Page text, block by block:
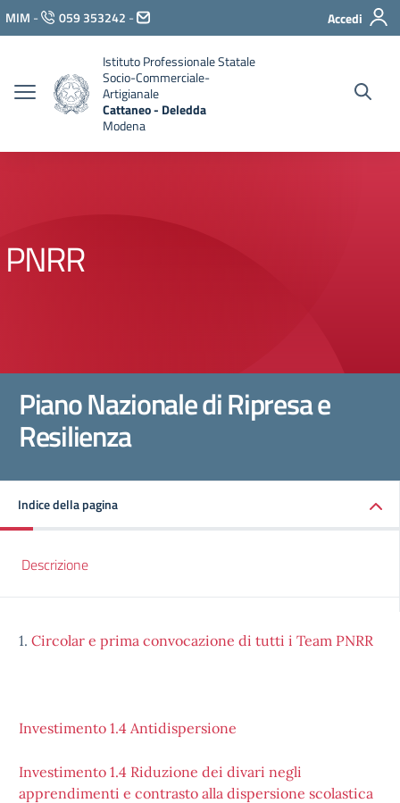
Vai ai contenuti
Vai al menu di navigazione
Vai al footer
MIM - 059 353242 - Accedi
Istituto Professionale Statale
Socio-Commerciale-
Artigianale
Cattaneo - Deledda
Modena
PNRR
Piano Nazionale di Ripresa e
Resilienza
Indice della pagina
Descrizione
1. Circolar e prima convocazione di tutti i Team PNRR
Investimento 1.4 Antidispersione
Investimento 1.4 Riduzione dei divari negli
apprendimenti e contrasto alla dispersione scolastica